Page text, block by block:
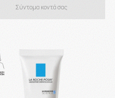
Σύντομα κοντά σας